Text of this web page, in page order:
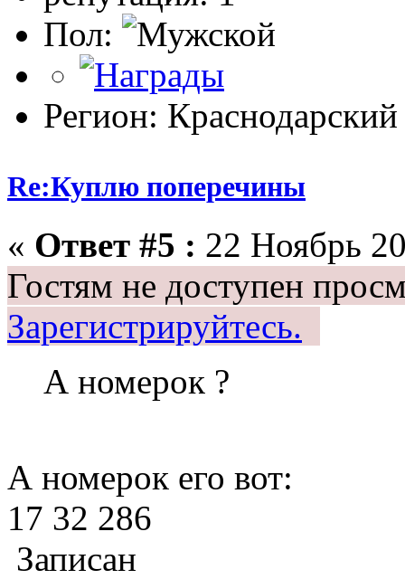
Пол:
Регион:
Re:Куплю поперечины
« Ответ #5 : 22 Ноябрь
Гостям не доступен
Зарегистрируйтесь.
А номерок ?
А номерок его вот:
17 32 286
Записан